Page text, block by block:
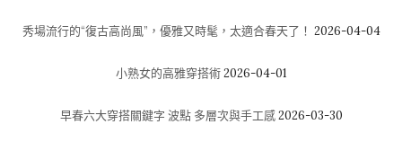
秀場流行的“復古高尚風”，優雅又時髦，太適合春天了！ 2026-04-04
小熟女的高雅穿搭術 2026-04-01
早春六大穿搭關鍵字 波點 多層次與手工感 2026-03-30